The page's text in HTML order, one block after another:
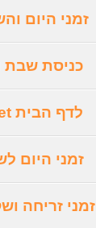
זמני היום
כניסת שבת
לדף הבית 2net
זמני היום
זמני זריחה